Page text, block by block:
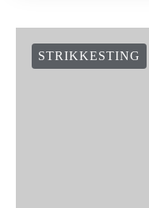
STRIKKESTING